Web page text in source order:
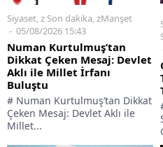
Siyaset,z Son dakika,zManşet
05/08/2026 15:43
Numan Kurtulmuş’tan
Dikkat Çeken Mesaj: Devlet
Aklı ile Millet İrfanı
Buluştu
# Numan Kurtulmuş’tan Dikkat
Çeken Mesaj: Devlet Aklı ile
Millet...